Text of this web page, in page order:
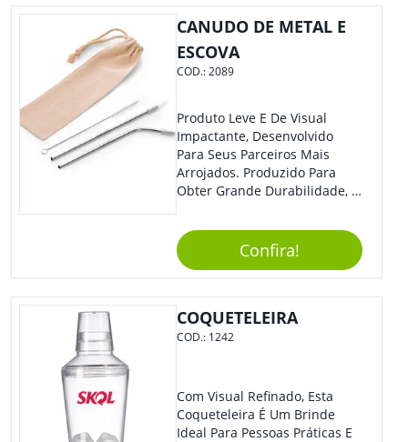
CANUDO DE METAL E
ESCOVA
COD.:2089
Produto Leve E De Visual
Impactante, Desenvolvido
Para Seus Parceiros Mais
Arrojados. Produzido Para
Obter Grande Durabilidade, É
Sua Marca De Forma Estilosa,
Agregando Valor Para Sua
Empresa Em Eventos.
Confira!
COQUETELEIRA
COD.: 1242
Com Visual Refinado, Esta
Coqueteleira É Um Brinde
Ideal Para Pessoas Práticas E